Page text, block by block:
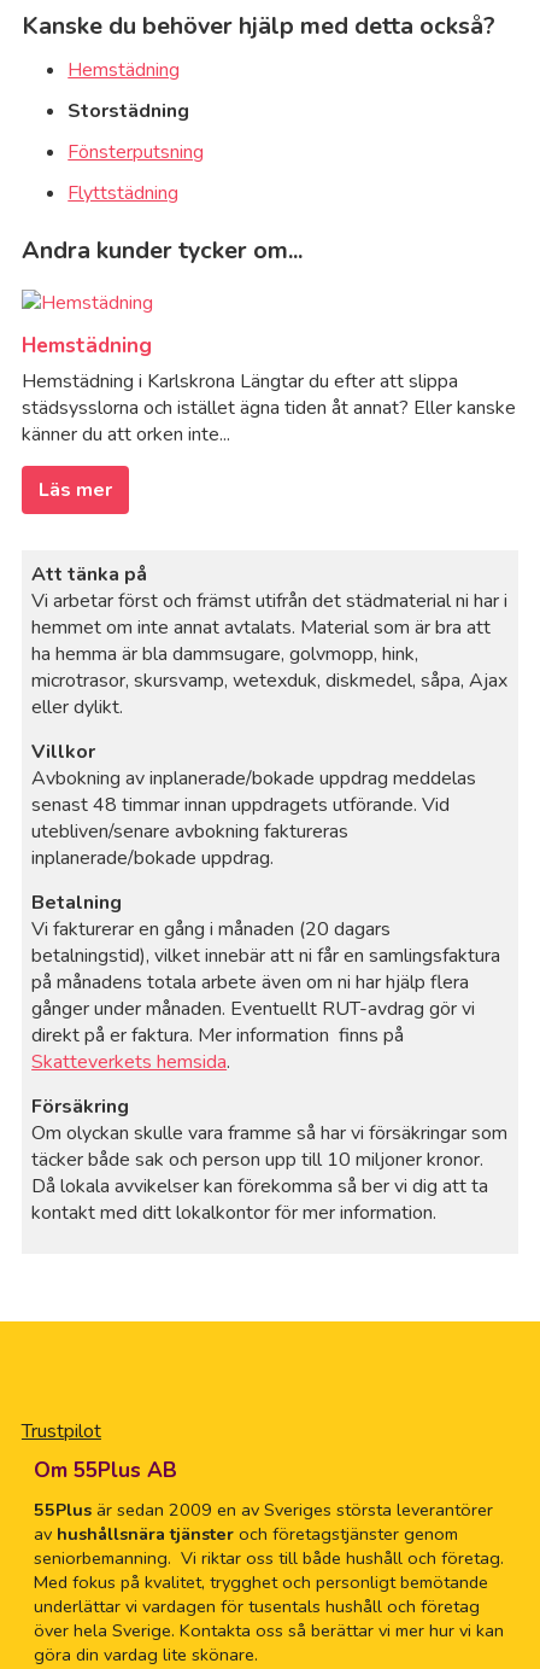
Kanske du behöver hjälp med detta också?
Hemstädning
Storstädning
Fönsterputsning
Flyttstädning
Andra kunder tycker om...
Hemstädning
Hemstädning i Karlskrona Längtar du efter att slippa
städsysslorna och istället ägna tiden åt annat? Eller kanske
känner du att orken inte...
Läs mer
Att tänka på
Vi arbetar först och främst utifrån det städmaterial ni har i
hemmet om inte annat avtalats. Material som är bra att
ha hemma är bla dammsugare, golvmopp, hink,
microtrasor, skursvamp, wetexduk, diskmedel, såpa, Ajax
eller dylikt.
Villkor
Avbokning av inplanerade/bokade uppdrag meddelas
senast 48 timmar innan uppdragets utförande. Vid
utebliven/senare avbokning faktureras
inplanerade/bokade uppdrag.
Betalning
Vi fakturerar en gång i månaden (20 dagars
betalningstid), vilket innebär att ni får en samlingsfaktura
på månadens totala arbete även om ni har hjälp flera
gånger under månaden. Eventuellt RUT-avdrag gör vi
direkt på er faktura. Mer information finns på
Skatteverkets hemsida.
Försäkring
Om olyckan skulle vara framme så har vi försäkringar som
täcker både sak och person upp till 10 miljoner kronor.
Då lokala avvikelser kan förekomma så ber vi dig att ta
kontakt med ditt lokalkontor för mer information.
Trustpilot
Om 55Plus AB
55Plusär sedan 2009 en av Sveriges största leverantörer
av hushållsnära tjänsteroch företagstjänster genom
seniorbemanning. Vi riktar oss till både hushåll och företag.
Med fokus på kvalitet, trygghet och personligt bemötande
underlättar vi vardagen för tusentals hushåll och företag
över hela Sverige. Kontakta oss så berättar vi mer hur vi kan
göra din vardag lite skönare.